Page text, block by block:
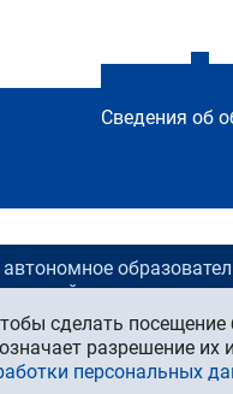
Сведения об
университет)»
образования
сделать
разрешение их
персональных